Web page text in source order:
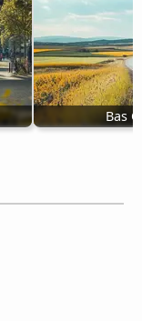
Bas